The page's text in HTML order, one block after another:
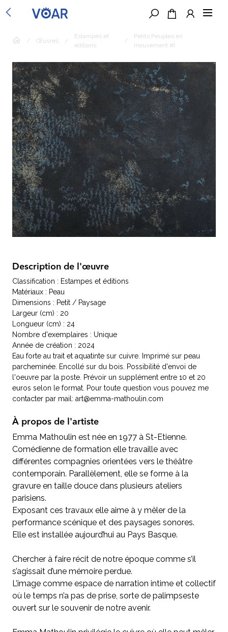
/ Œuvres /
Estampes et
éditions
/
Petits Peuples en
mouvement #I
Description de l'œuvre
Classification : Estampes et éditions
Matériaux : Peau
Dimensions : Petit / Paysage
Largeur (cm) : 20
Longueur (cm) : 24
Nombre d'exemplaires : Unique
Année de création : 2024
Eau forte au trait et aquatinte sur cuivre. Imprimé sur peau
parcheminée. Encollé sur du bois. Possibilité d'envoi de
l'oeuvre par la poste. Prévoir un supplément entre 10 et 20
euros selon le format. Pour toute question vous pouvez me
contacter par mail: art@emma-mathoulin.com
À propos de l'artiste
Emma Mathoulin est née en 1977 à St-Etienne.
Comédienne de formation elle travaille avec
différentes compagnies orientées vers le théâtre
contemporain. Parallèlement, elle se forme à la
gravure en taille douce dans plusieurs ateliers
parisiens.
Exposant ces travaux elle aime à y mêler de la
performance scénique et des paysages sonores.
Elle est installée aujourd’hui au Pays Basque.
Chercher à faire récit de notre époque comme s’il
s’agissait d’une mémoire perdue.
L’image comme espace de narration intime et collectif
où le temps n’a pas de prise, sorte de palimpseste
ouvert sur le souvenir de notre avenir.